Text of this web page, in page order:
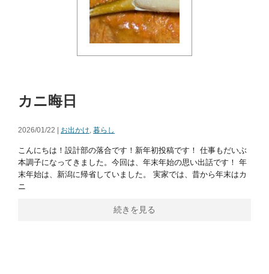
カニ晦日
2026/01/22 | お出かけ, 暮らし
こんにちは！設計部の落合です！新年初投稿です！ 仕事もだいぶ
本調子になってきました。今回は、年末年始の思い出話です！ 年
末年始は、新潟に帰省していました。 実家では、昔から年末はカ
ニ
続きを見る